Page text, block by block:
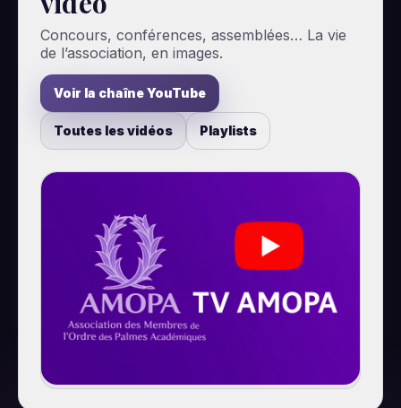
Concours, conférences, assemblées… La vie
de l’association, en images.
Voir la chaîne YouTube
Toutes les vidéos Playlists